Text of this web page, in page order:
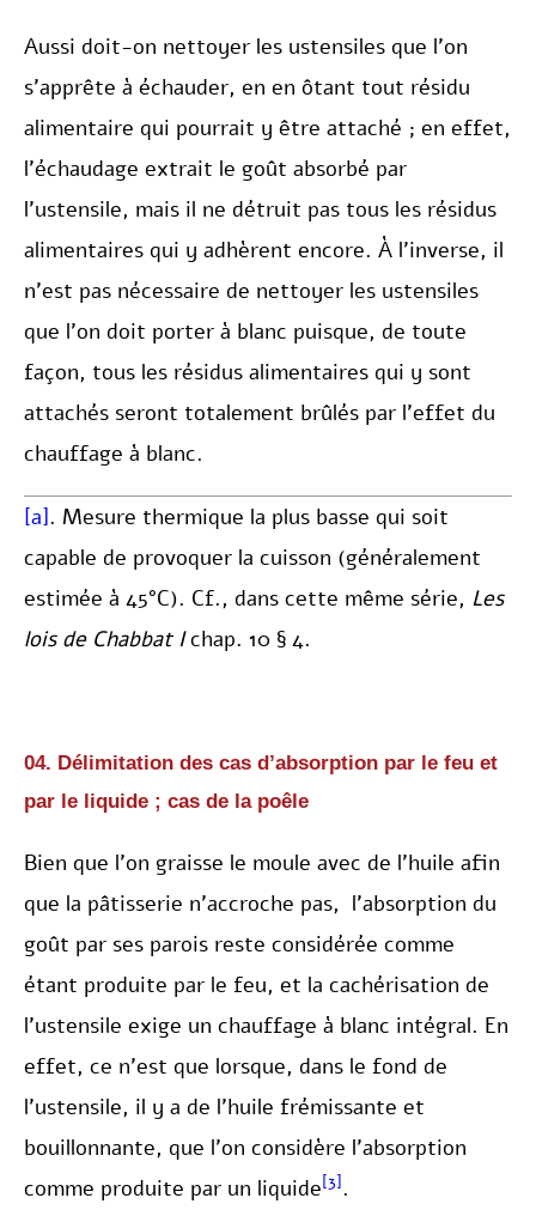
Aussi doit-on nettoyer les ustensiles que l’on
s’apprête à échauder, en en ôtant tout résidu
alimentaire qui pourrait y être attaché ; en effet,
l’échaudage extrait le goût absorbé par
l’ustensile, mais il ne détruit pas tous les résidus
alimentaires qui y adhèrent encore. À l’inverse, il
n’est pas nécessaire de nettoyer les ustensiles
que l’on doit porter à blanc puisque, de toute
façon, tous les résidus alimentaires qui y sont
attachés seront totalement brûlés par l’effet du
chauffage à blanc.
[a]. Mesure thermique la plus basse qui soit
capable de provoquer la cuisson (généralement
estimée à 45°C). Cf., dans cette même série, Les
lois de Chabbat Ichap. 10 § 4.
04. Délimitation des cas d’absorption par le feu et
par le liquide ; cas de la poêle
Bien que l’on graisse le moule avec de l’huile afin
que la pâtisserie n’accroche pas, l’absorption du
goût par ses parois reste considérée comme
étant produite par le feu, et la cachérisation de
l’ustensile exige un chauffage à blanc intégral. En
effet, ce n’est que lorsque, dans le fond de
l’ustensile, il y a de l’huile frémissante et
bouillonnante, que l’on considère l’absorption
comme produite par un liquide[3] .